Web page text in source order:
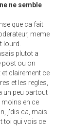
ne semble
que ca fait
meme
lourd.
plutot a
post ou on
clairement ce
et les regles,
un peu partout
en ce
j'dis ca, mais
toi qui vois ce